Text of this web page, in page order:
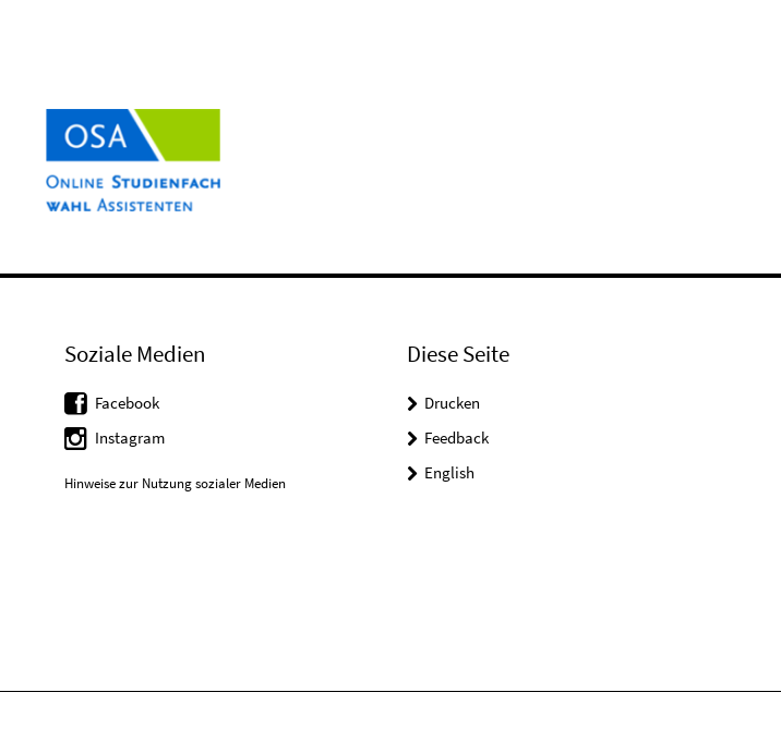
Soziale Medien
Facebook
Instagram
Hinweise zur Nutzung sozialer Medien
Diese Seite
Drucken
Feedback
English